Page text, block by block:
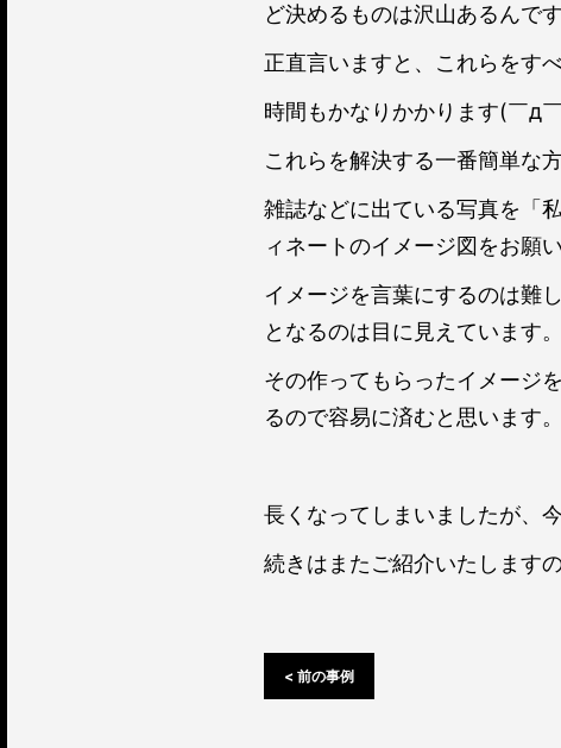
ど決めるものは沢山あるんで
正直言いますと、これらをす
時間もかなりかかります(￣д
これらを解決する一番簡単な
雑誌などに出ている写真を「
ィネートのイメージ図をお願
イメージを言葉にするのは難
となるのは目に見えています。
その作ってもらったイメージ
るので容易に済むと思います。
長くなってしまいましたが、
続きはまたご紹介いたします
< 前の事例